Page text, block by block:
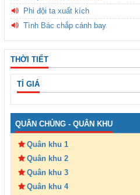
Phi đội ta xuất kích
Tình Bác chắp cánh bay
THỜI TIẾT
TỈ GIÁ
QUÂN CHỦNG - QUÂN KHU
Quân khu 1
Quân khu 2
Quân khu 3
Quân khu 4